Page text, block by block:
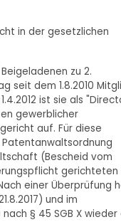
in der gesetzlichen
zu 2.
seit dem 1.8.2010
ist sie als
gewerblicher
auf. Für diese
(Bescheid vom
gerichteten
einer Überprüfung
und im
§ 45 SGB X wieder